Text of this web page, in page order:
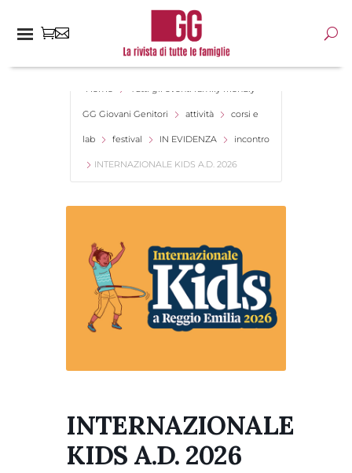
Home Tutti gli eventi family friendly -
GG Giovani Genitori attività corsi e
lab festival IN EVIDENZA incontro
INTERNAZIONALE KIDS A.D. 2026
INTERNAZIONALE
KIDS A.D. 2026